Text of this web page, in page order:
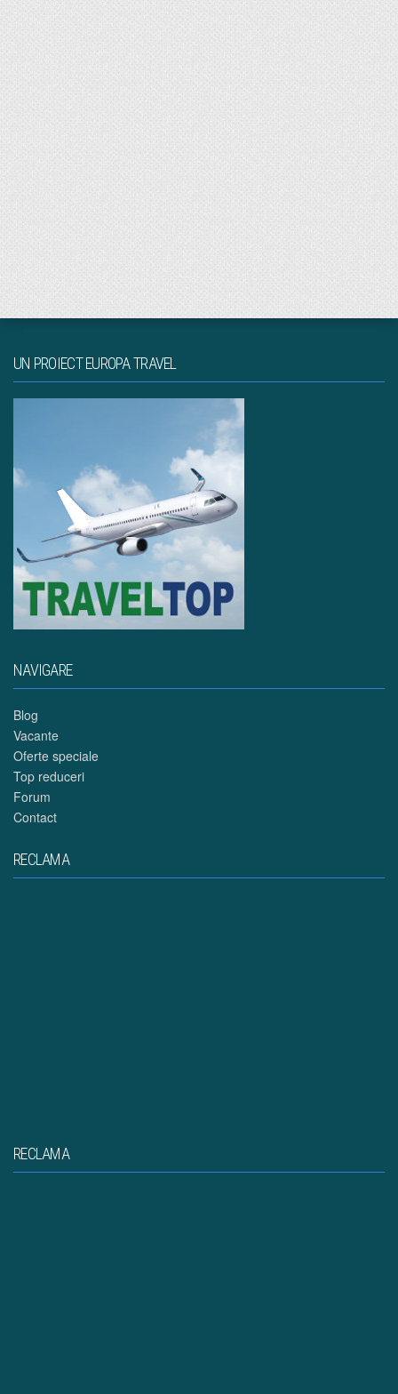
UN PROIECT EUROPA TRAVEL
NAVIGARE
Blog
Vacante
Oferte speciale
Top reduceri
Forum
Contact
RECLAMA
RECLAMA